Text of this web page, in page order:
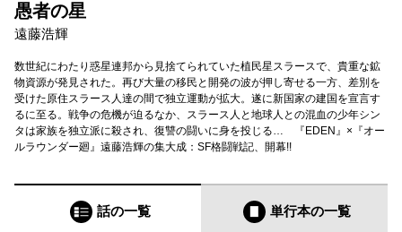
愚者の星
遠藤浩輝
数世紀にわたり惑星連邦から見捨てられていた植民星スラースで、貴重な鉱
物資源が発見された。再び大量の移民と開発の波が押し寄せる一方、差別を
受けた原住スラース人達の間で独立運動が拡大。遂に新国家の建国を宣言す
るに至る。戦争の危機が迫るなか、スラース人と地球人との混血の少年シン
タは家族を独立派に殺され、復讐の闘いに身を投じる… 『EDEN』×『オー
ルラウンダー廻』遠藤浩輝の集大成：SF格闘戦記、開幕!!
話の一覧 単行本の一覧